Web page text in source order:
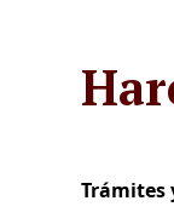
Trámites